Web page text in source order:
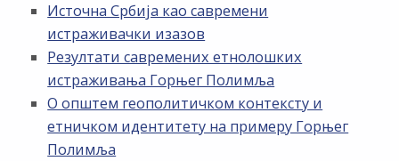
Источна Србија као савремени
истраживачки изазов
Резултати савремених етнолошких
истраживања Горњег Полимља
О општем геополитичком контексту и
етничком идентитету на примеру Горњег
Полимља